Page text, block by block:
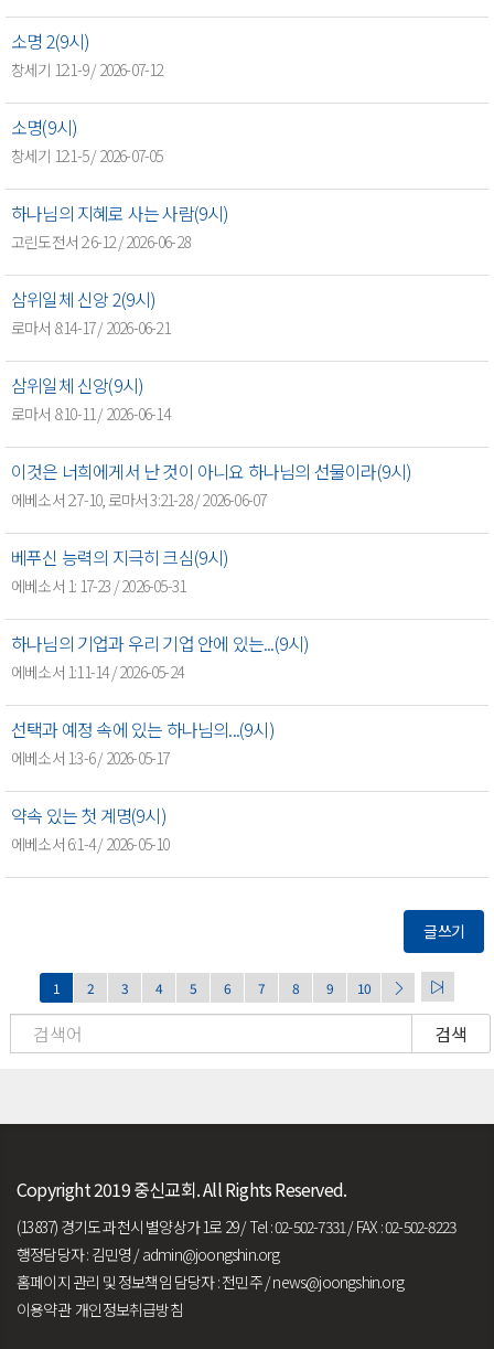
소명 2(9시)
창세기 12:1-9 / 2026-07-12
소명(9시)
창세기 12:1-5 / 2026-07-05
하나님의 지혜로 사는 사람(9시)
고린도전서 2:6-12 / 2026-06-28
삼위일체 신앙 2(9시)
로마서 8:14-17 / 2026-06-21
삼위일체 신앙(9시)
로마서 8:10-11 / 2026-06-14
이것은 너희에게서 난 것이 아니요 하나님의 선물이라(9시)
에베소서 2:7-10, 로마서 3:21-28 / 2026-06-07
베푸신 능력의 지극히 크심(9시)
에베소서 1: 17-23 / 2026-05-31
하나님의 기업과 우리 기업 안에 있는...(9시)
에베소서 1:11-14 / 2026-05-24
선택과 예정 속에 있는 하나님의...(9시)
에베소서 1:3-6 / 2026-05-17
약속 있는 첫 계명(9시)
에베소서 6:1-4 / 2026-05-10
글쓰기
1 2 3 4 5 6 7 8 9 10
검색
Copyright 2019 중신교회. All Rights Reserved.
(13837) 경기도 과천시 별양상가 1로 29 / Tel : 02-502-7331 / FAX : 02-502-8223
행정담당자 : 김민영 /admin@joongshin.org
홈페이지 관리 및 정보책임 담당자 : 전민주 /news@joongshin.org
이용약관 개인정보취급방침